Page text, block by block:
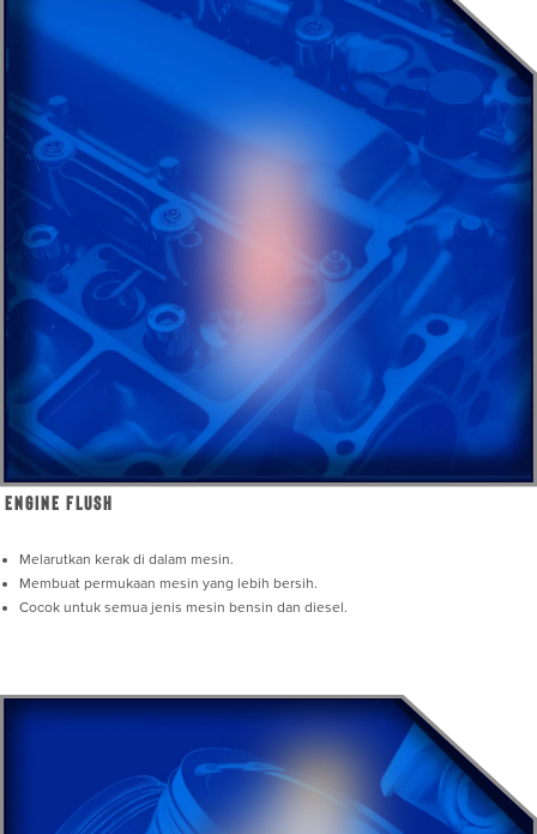
Engine Flush
Melarutkan kerak di dalam mesin.
Membuat permukaan mesin yang lebih bersih.
Cocok untuk semua jenis mesin bensin dan diesel.